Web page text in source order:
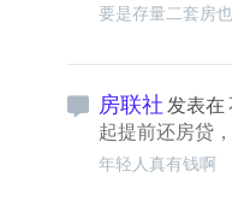
要是存量二套房
房联社 发表在
起提前还房贷
年轻人真有钱啊